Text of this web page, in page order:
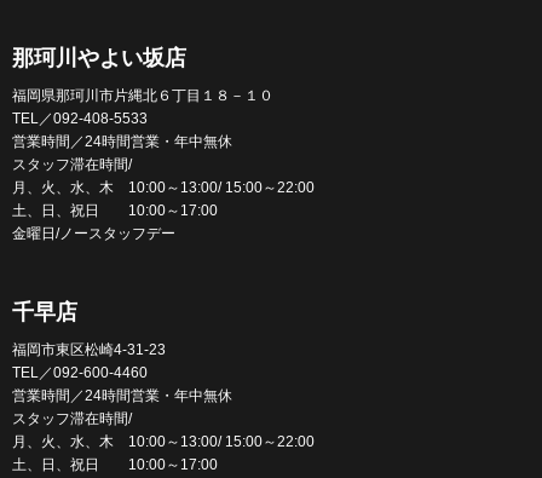
那珂川やよい坂店
福岡県那珂川市片縄北６丁目１８－１０
TEL／092-408-5533
営業時間／24時間営業・年中無休
スタッフ滞在時間/
月、火、水、木 10:00～13:00/ 15:00～22:00
土、日、祝日 10:00～17:00
金曜日/ノースタッフデー
千早店
福岡市東区松崎4-31-23
TEL／092-600-4460
営業時間／24時間営業・年中無休
スタッフ滞在時間/
月、火、水、木 10:00～13:00/ 15:00～22:00
土、日、祝日 10:00～17:00